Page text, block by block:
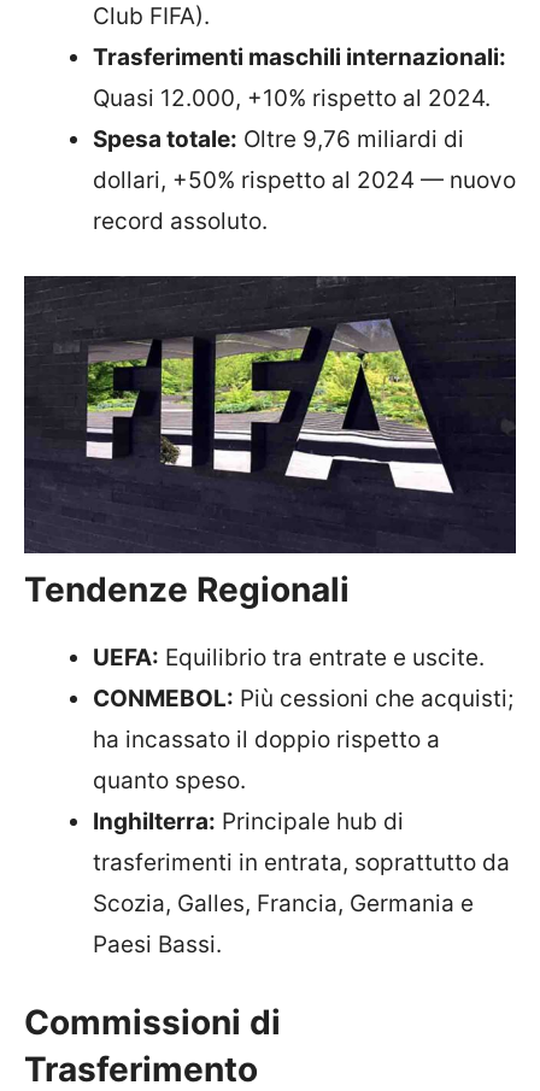
Club FIFA).
Trasferimenti maschili internazionali:
Quasi 12.000, +10% rispetto al 2024.
Spesa totale: Oltre 9,76 miliardi di
dollari, +50% rispetto al 2024 — nuovo
record assoluto.
Tendenze Regionali
UEFA: Equilibrio tra entrate e uscite.
CONMEBOL: Più cessioni che acquisti;
ha incassato il doppio rispetto a
quanto speso.
Inghilterra: Principale hub di
trasferimenti in entrata, soprattutto da
Scozia, Galles, Francia, Germania e
Paesi Bassi.
Commissioni di
Trasferimento